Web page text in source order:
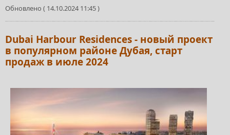
Обновлено ( 14.10.2024 11:45 )
Dubai Harbour Residences - новый проект
в популярном районе Дубая, старт
продаж в июле 2024